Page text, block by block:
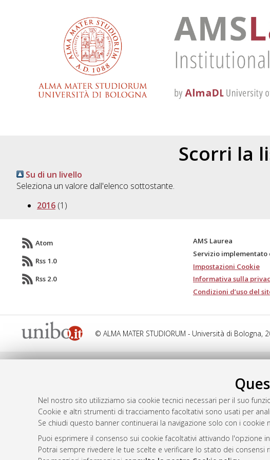
Nel nostro sito utilizziamo sia cookie tecnici necessari per il suo
Cookie e altri strumenti di tracciamento facoltativi sono usati per
Se chiudi questo banner continuerai la navigazione solo con i cookie
Puoi esprimere il consenso sui cookie facoltativi attivando l'opzione
Potrai sempre rivedere le tue scelte e verificare lo stato dei
Scorri la
Su di un livello
Seleziona un valore dall'elenco sottostante.
2016(1)
Atom
Rss 1.0
Rss 2.0
AMS Laurea
Servizio implementato
Impostazioni Cookie
Informativa sulla
Condizioni d’uso del
© ALMA MATER STUDIORUM - Università di Bologna,